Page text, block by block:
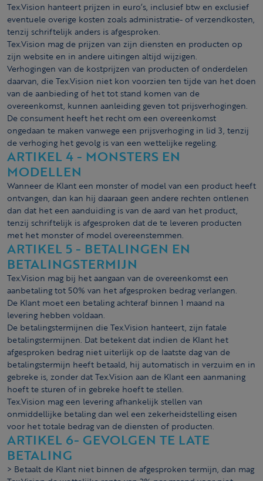
Tex.Vision hanteert prijzen in euro’s, inclusief btw en exclusief
eventuele overige kosten zoals administratie- of verzendkosten,
tenzij schriftelijk anders is afgesproken.
Tex.Vision mag de prijzen van zijn diensten en producten op
zijn website en in andere uitingen altijd wijzigen.
Verhogingen van de kostprijzen van producten of onderdelen
daarvan, die Tex.Vision niet kon voorzien ten tijde van het doen
van de aanbieding of het tot stand komen van de
overeenkomst, kunnen aanleiding geven tot prijsverhogingen.
De consument heeft het recht om een overeenkomst
ongedaan te maken vanwege een prijsverhoging in lid 3, tenzij
de verhoging het gevolg is van een wettelijke regeling.
ARTIKEL 4 - MONSTERS EN
MODELLEN
Wanneer de Klant een monster of model van een product heeft
ontvangen, dan kan hij daaraan geen andere rechten ontlenen
dan dat het een aanduiding is van de aard van het product,
tenzij schriftelijk is afgesproken dat de te leveren producten
met het monster of model overeenstemmen.
ARTIKEL 5 - BETALINGEN EN
BETALINGSTERMIJN
Tex.Vision mag bij het aangaan van de overeenkomst een
aanbetaling tot 50% van het afgesproken bedrag verlangen.
De Klant moet een betaling achteraf binnen 1 maand na
levering hebben voldaan.
De betalingstermijnen die Tex.Vision hanteert, zijn fatale
betalingstermijnen. Dat betekent dat indien de Klant het
afgesproken bedrag niet uiterlijk op de laatste dag van de
betalingstermijn heeft betaald, hij automatisch in verzuim en in
gebreke is, zonder dat Tex.Vision aan de Klant een aanmaning
hoeft te sturen of in gebreke hoeft te stellen.
Tex.Vision mag een levering afhankelijk stellen van
onmiddellijke betaling dan wel een zekerheidstelling eisen
voor het totale bedrag van de diensten of producten.
ARTIKEL 6- GEVOLGEN TE LATE
BETALING
> Betaalt de Klant niet binnen de afgesproken termijn, dan mag